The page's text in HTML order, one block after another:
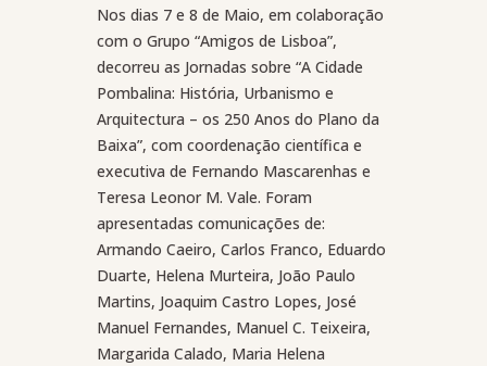
Nos dias 7 e 8 de Maio, em colaboração
com o Grupo “Amigos de Lisboa”,
decorreu as Jornadas sobre “A Cidade
Pombalina: História, Urbanismo e
Arquitectura – os 250 Anos do Plano da
Baixa”, com coordenação científica e
executiva de Fernando Mascarenhas e
Teresa Leonor M. Vale. Foram
apresentadas comunicações de:
Armando Caeiro, Carlos Franco, Eduardo
Duarte, Helena Murteira, João Paulo
Martins, Joaquim Castro Lopes, José
Manuel Fernandes, Manuel C. Teixeira,
Margarida Calado, Maria Helena